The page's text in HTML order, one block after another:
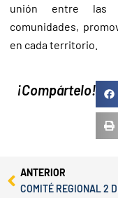
unión entre las
comunidades,
en cada territorio.
¡Compártelo!
Prev
ANTERIOR